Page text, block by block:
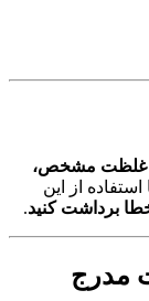
غلظت مشخص،
استفاده از این
برداشت کنید.
مدرج